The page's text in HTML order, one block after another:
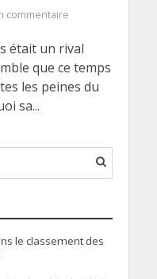
commentaire
était un rival
que ce temps
les peines du
sa...
le classement des